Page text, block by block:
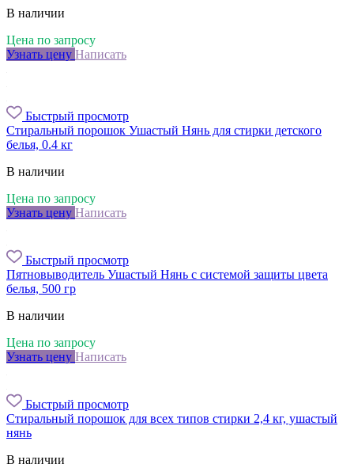
В наличии
Цена по запросу
Узнать цену Написать
Быстрый просмотр
Стиральный порошок Ушастый Нянь для стирки детского
белья, 0.4 кг
В наличии
Цена по запросу
Узнать цену Написать
Быстрый просмотр
Пятновыводитель Ушастый Нянь с системой защиты цвета
белья, 500 гр
В наличии
Цена по запросу
Узнать цену Написать
Быстрый просмотр
Стиральный порошок для всех типов стирки 2,4 кг, ушастый
нянь
В наличии